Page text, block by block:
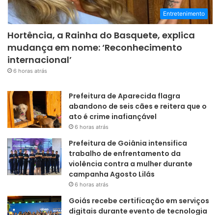
Entretenimento
Hortência, a Rainha do Basquete, explica
mudança em nome: ‘Reconhecimento
internacional’
6 horas atrás
Prefeitura de Aparecida flagra
abandono de seis cães e reitera que o
ato é crime inafiançável
6 horas atrás
Prefeitura de Goiânia intensifica
trabalho de enfrentamento da
violência contra a mulher durante
campanha Agosto Lilás
6 horas atrás
Goiás recebe certificação em serviços
digitais durante evento de tecnologia